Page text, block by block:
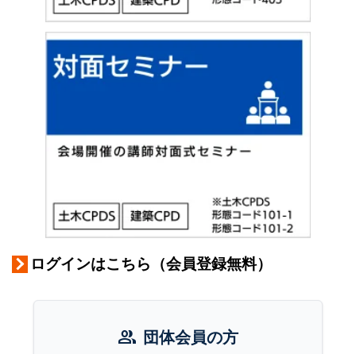
ログインはこちら（会員登録無料）
group 団体会員の方